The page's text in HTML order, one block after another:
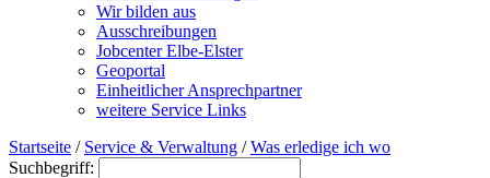
Wir bilden aus
Ausschreibungen
Jobcenter Elbe-Elster
Geoportal
Einheitlicher Ansprechpartner
weitere Service Links
Startseite / Service & Verwaltung /Was erledige ich wo
Suchbegriff: